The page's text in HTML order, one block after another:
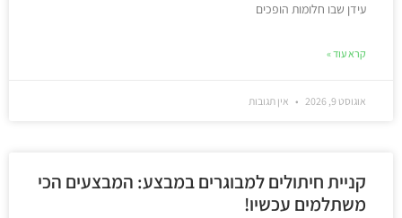
עידן שבו חלומות הופכים
קרא עוד »
אוגוסט 9, 2026 אין תגובות
קניית חיתולים למבוגרים במבצע: המבצעים הכי
משתלמים עכשיו!